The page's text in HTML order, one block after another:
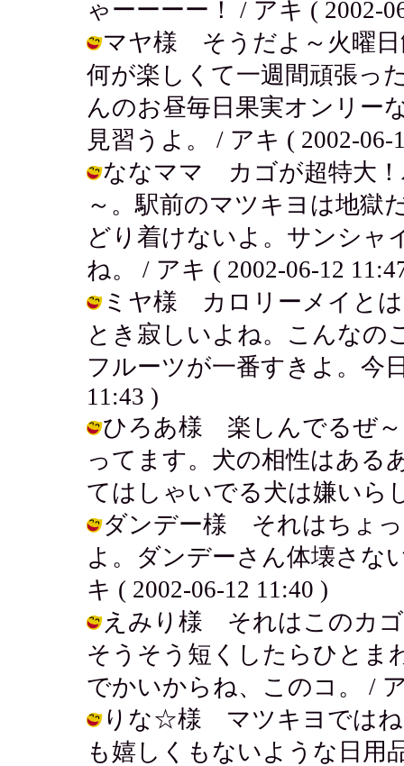
ゃーーーー！ / アキ ( 2002-
マヤ様 そうだよ～火曜日
何が楽しくて一週間頑張っ
んのお昼毎日果実オンリー
見習うよ。 / アキ ( 2002-06-
ななママ カゴが超特大！
～。駅前のマツキヨは地獄
どり着けないよ。サンシャ
ね。 / アキ ( 2002-06-12
ミヤ様 カロリーメイとは
とき寂しいよね。こんなの
フルーツが一番すきよ。今
11:43 )
ひろあ様 楽しんでるぜ～
ってます。犬の相性はある
てはしゃいでる犬は嫌いら
ダンデー様 それはちょっ
よ。ダンデーさん体壊さな
キ ( 2002-06-12 11:40 )
えみり様 それはこのカ
そうそう短くしたらひとま
でかいからね、このコ。 /
りな☆様 マツキヨではね
も嬉しくもないような日用